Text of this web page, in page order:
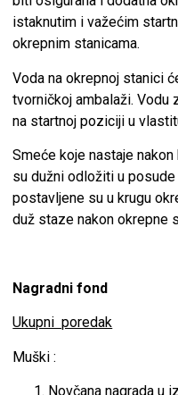
istaknutim i važećim
okrepnim stanicama.
Voda na okrepnoj stanici
tvorničkoj ambalaži.
na startnoj poziciji u
Smeće koje nastaje
su dužni odložiti u
postavljene su u krugu
duž staze nakon okrepne
Nagradni fond
Ukupni poredak
Muški :
Novčana nagrada u